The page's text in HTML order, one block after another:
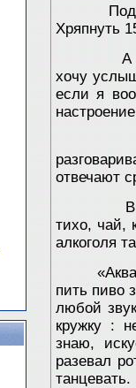
Подойти
Хряпнуть
А если
хочу
если я
отвечают
В самом
тихо, чай,
алкоголя
пить пиво
любой
кружку :
знаю,
разевал
танцевать.